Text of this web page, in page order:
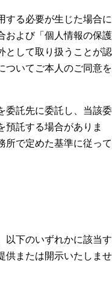
する必要が生じた場合に
および「個人情報の保護
として取り扱うことが認
ついてご本人のご同意を
委託先に委託し、当該委
預託する場合がありま
所で定めた基準に従って
以下のいずれかに該当す
供または開示いたしませ